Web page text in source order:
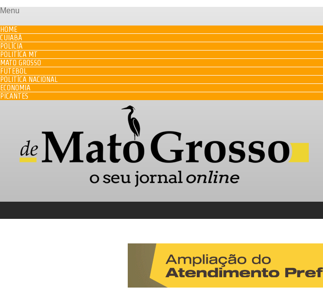
Menu
HOME
CUIABÁ
POLÍCIA
POLITÍCA MT
MATO GROSSO
FUTEBOL
POLITÍCA NACIONAL
ECONOMIA
PICANTES